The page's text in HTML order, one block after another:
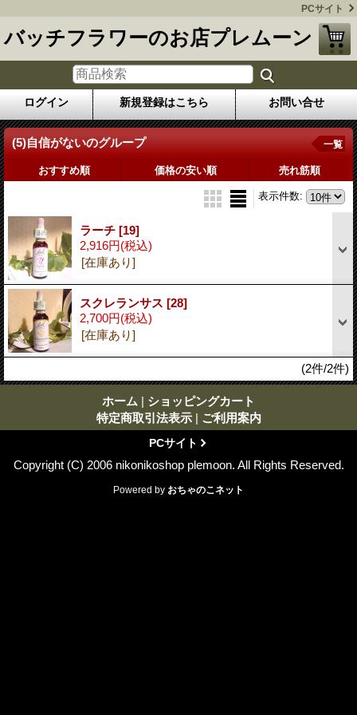
PCサイト
バッチフラワーのお店プレムーン
ログイン 新規登録はこちら お問い合せ
(5)自信がないのグループ 一覧
おすすめ順 価格の安い順 売れ筋順
表示件数:
ラーチ [19]
2,916円(税込)
[在庫あり]
スクレランサス [28]
2,700円(税込)
[在庫あり]
(2件/2件)
ホーム | ショッピングカート
特定商取引法表示 | ご利用案内
PCサイト
Copyright (C) 2006 nikonikoshop plemoon. All Rights Reserved.
Powered by おちゃのこネット